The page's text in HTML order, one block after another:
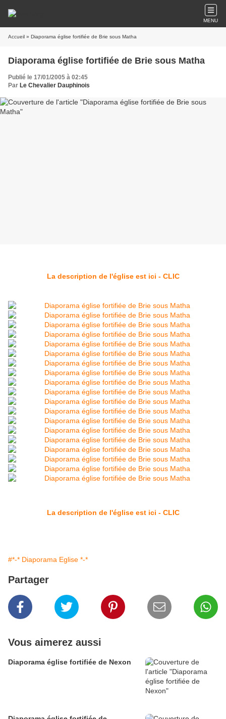
MENU
Accueil » Diaporama église fortifiée de Brie sous Matha
Diaporama église fortifiée de Brie sous Matha
Publié le 17/01/2005 à 02:45
Par Le Chevalier Dauphinois
La description de l'église est ici - CLIC
La description de l'église est ici - CLIC
#*-* Diaporama Eglise *-*
Partager
Vous aimerez aussi
Diaporama église fortifiée de Nexon